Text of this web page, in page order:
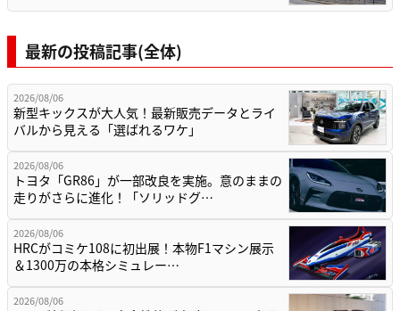
最新の投稿記事(全体)
2026/08/06
新型キックスが大人気！最新販売データとライ
バルから見える「選ばれるワケ」
2026/08/06
トヨタ「GR86」が一部改良を実施。意のままの
走りがさらに進化！「ソリッドグ…
2026/08/06
HRCがコミケ108に初出展！本物F1マシン展示
＆1300万の本格シミュレー…
2026/08/06